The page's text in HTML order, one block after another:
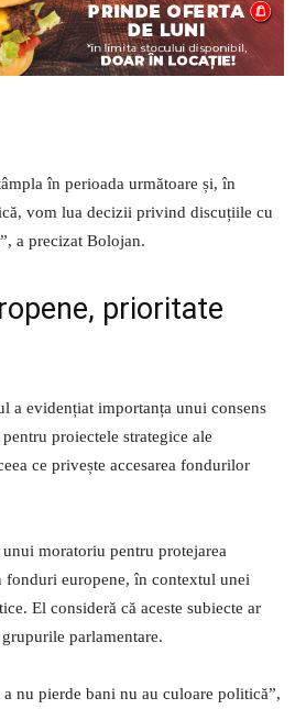
în perioada următoare și, în
vom lua decizii privind discuțiile cu
a precizat Bolojan.
prioritate
a evidențiat importanța unui consens
proiectele strategice ale
ce privește accesarea fondurilor
moratoriu pentru protejarea
europene, în contextul unei
El consideră că aceste subiecte ar
parlamentare.
a nu pierde bani nu au culoare politică”,